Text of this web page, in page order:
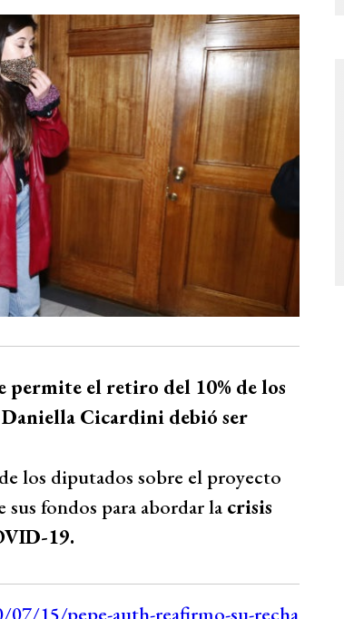
permite el retiro del 10% de los
Daniella Cicardini debió ser
los diputados sobre el proyecto
sus fondos para abordar la crisis
19.